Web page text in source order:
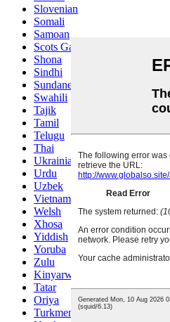
Slovenian
Somali
Samoan
Scots Gaelic
Shona
Sindhi
Sundanese
Swahili
Tajik
Tamil
Telugu
Thai
Ukrainian
Urdu
Uzbek
Vietnamese
Welsh
Xhosa
Yiddish
Yoruba
Zulu
Kinyarwanda
Tatar
Oriya
Turkmen